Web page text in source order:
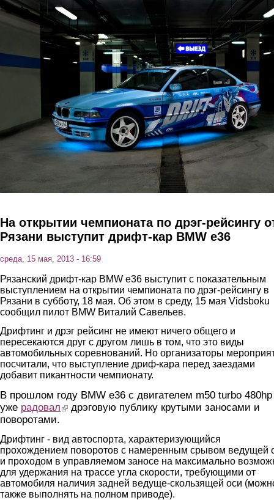
Перейти к основному содержанию
На открытии чемпионата по дрэг-рейсингу
Рязани выступит дрифт-кар BMW e36
среда, 15 мая, 2013 - 16:59
Рязанский дрифт-кар BMW e36 выступит с показательным
выступлением на открытии чемпионата по дрэг-рейсингу в
Рязани в субботу, 18 мая. Об этом в среду, 15 мая Vidsboku
сообщил пилот BMW Виталий Савельев.
Дрифтинг и дрэг рейсинг не имеют ничего общего и
пересекаются друг с другом лишь в том, что это виды
автомобильных соревнований. Но организаторы
посчитали, что выступление дриф-кара перед заездами
добавит пикантности чемпионату.
В прошлом году BMW е36 с двигателем m50 turbo 480hp
уже радовал (link is external)
дрэговую публику крутыми заносами и
поворотами.
Дрифтинг - вид автоспорта, характеризующийся
прохождением поворотов с намеренным срывом ведущей
и проходом в управляемом заносе на максимально
для удержания на трассе угла скорости, требующими от
автомобиля наличия задней ведуще-скользящей оси
также выполнять на полном приводе).